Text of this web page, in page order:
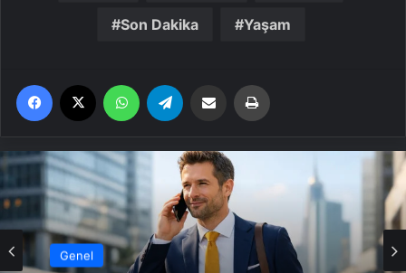
Son Dakika Yaşam
Facebook WhatsApp Email'den paylaş
Genel